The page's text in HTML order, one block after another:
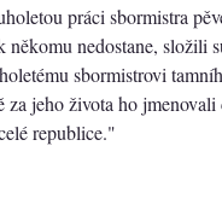
práci sbormistra
někomu nedostane, složili
sbormistrovi
za jeho života ho
republice."